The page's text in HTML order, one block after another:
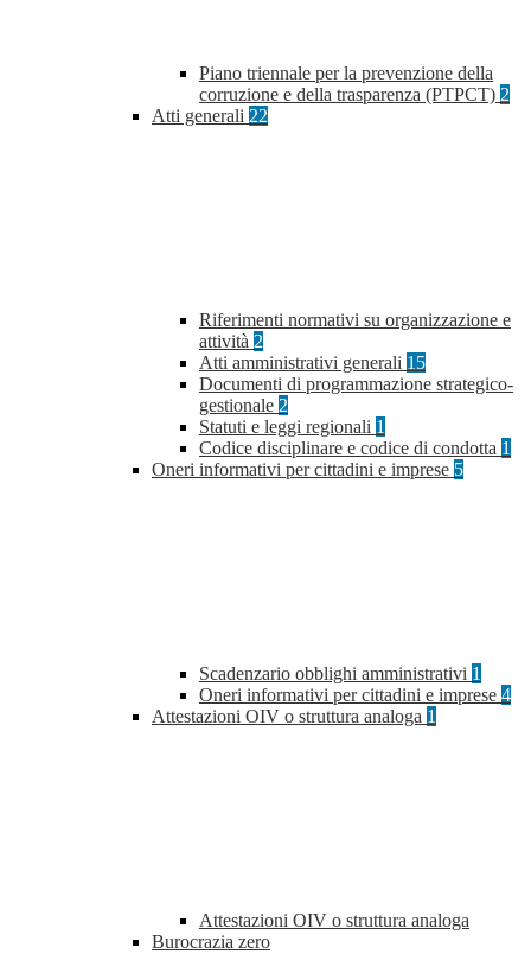
Piano triennale per la prevenzione della
corruzione e della trasparenza (PTPCT) 2
Atti generali 22
Riferimenti normativi su organizzazione e
attività 2
Atti amministrativi generali 15
Documenti di programmazione strategico-
gestionale 2
Statuti e leggi regionali 1
Codice disciplinare e codice di condotta 1
Oneri informativi per cittadini e imprese 5
Scadenzario obblighi amministrativi 1
Oneri informativi per cittadini e imprese 4
Attestazioni OIV o struttura analoga 1
Attestazioni OIV o struttura analoga
Burocrazia zero